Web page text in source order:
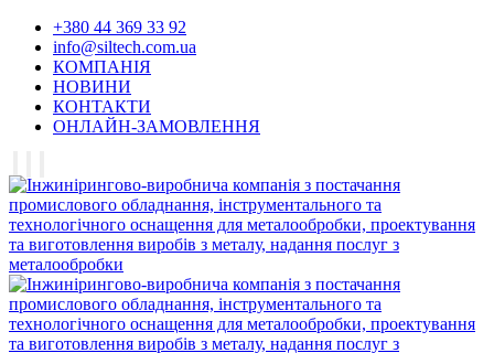
+380 44 369 33 92
info@siltech.com.ua
КОМПАНІЯ
НОВИНИ
КОНТАКТИ
ОНЛАЙН-ЗАМОВЛЕННЯ